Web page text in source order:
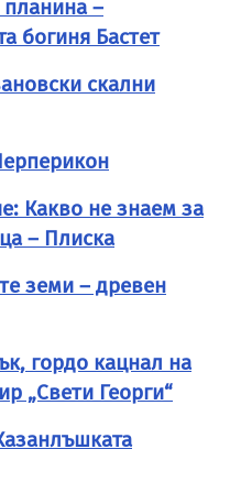
–
богиня Бастет
скални
Какво не знаем за
– Плиска
земи – древен
гордо кацнал на
„Свети Георги“